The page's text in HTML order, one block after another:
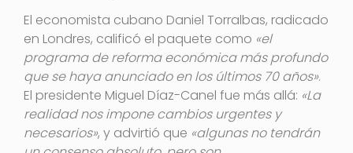
El economista cubano Daniel Torralbas, radicado
en Londres, calificó el paquete como «el
programa de reforma económica más profundo
que se haya anunciado en los últimos 70 años».
El presidente Miguel Díaz-Canel fue más allá: «La
realidad nos impone cambios urgentes y
necesarios», y advirtió que «algunas no tendrán